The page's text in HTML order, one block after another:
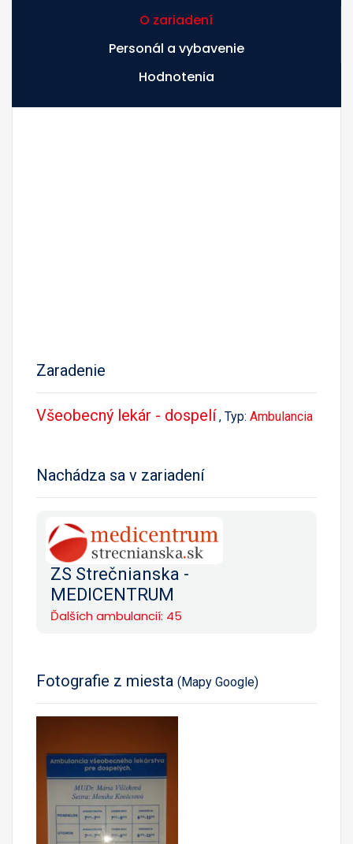
O zariadení
Personál a vybavenie
Hodnotenia
Zaradenie
Všeobecný lekár - dospelí , Typ: Ambulancia
Nachádza sa v zariadení
ZS Strečnianska -
MEDICENTRUM
Ďalších ambulancií: 45
Fotografie z miesta (Mapy Google)